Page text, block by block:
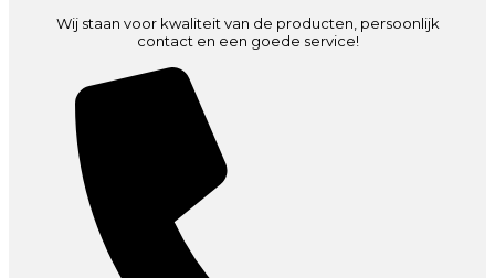
Wij staan voor kwaliteit van de producten, persoonlijk
contact en een goede service!